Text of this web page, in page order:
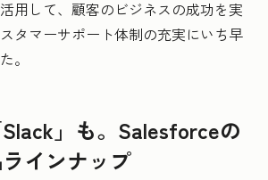
用して、顧客のビジネスの成功を実
タマーサポート体制の充実にいち早
。
」も。Salesforceの
インナップ